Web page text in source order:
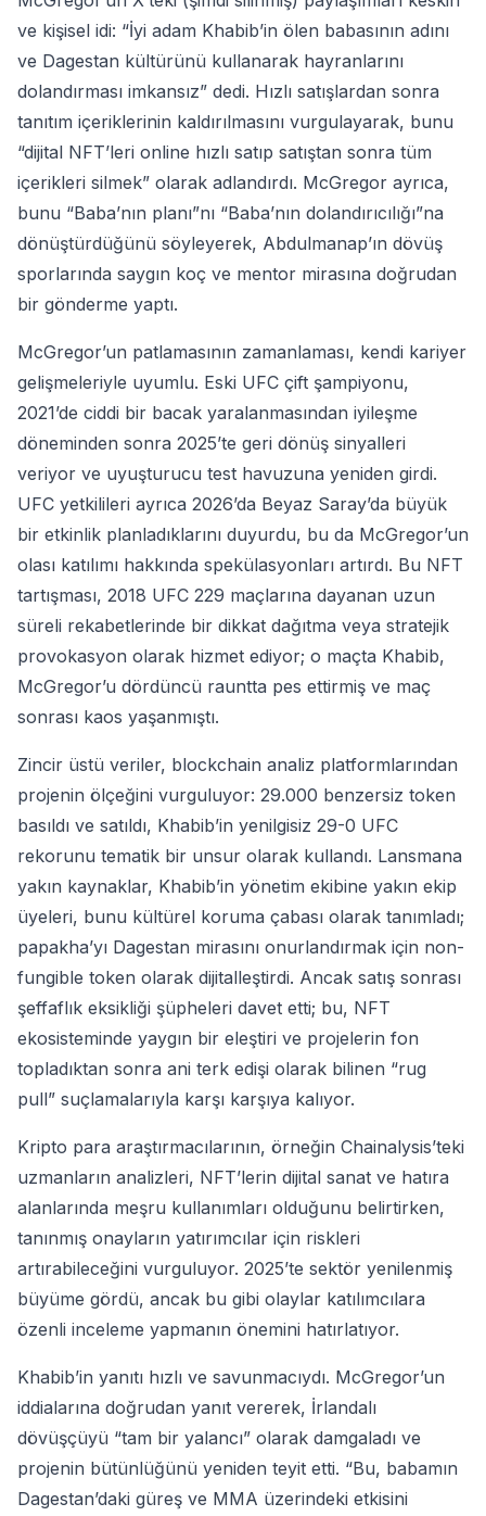
ve kişisel idi: “İyi adam Khabib’in ölen babasının adını
ve Dagestan kültürünü kullanarak hayranlarını
dolandırması imkansız” dedi. Hızlı satışlardan sonra
tanıtım içeriklerinin kaldırılmasını vurgulayarak, bunu
“dijital NFT’leri online hızlı satıp satıştan sonra tüm
içerikleri silmek” olarak adlandırdı. McGregor ayrıca,
bunu “Baba’nın planı”nı “Baba’nın dolandırıcılığı”na
dönüştürdüğünü söyleyerek, Abdulmanap’ın dövüş
sporlarında saygın koç ve mentor mirasına doğrudan
bir gönderme yaptı.
McGregor’un patlamasının zamanlaması, kendi kariyer
gelişmeleriyle uyumlu. Eski UFC çift şampiyonu,
2021’de ciddi bir bacak yaralanmasından iyileşme
döneminden sonra 2025’te geri dönüş sinyalleri
veriyor ve uyuşturucu test havuzuna yeniden girdi.
UFC yetkilileri ayrıca 2026’da Beyaz Saray’da büyük
bir etkinlik planladıklarını duyurdu, bu da McGregor’un
olası katılımı hakkında spekülasyonları artırdı. Bu NFT
tartışması, 2018 UFC 229 maçlarına dayanan uzun
süreli rekabetlerinde bir dikkat dağıtma veya stratejik
provokasyon olarak hizmet ediyor; o maçta Khabib,
McGregor’u dördüncü rauntta pes ettirmiş ve maç
sonrası kaos yaşanmıştı.
Zincir üstü veriler, blockchain analiz platformlarından
projenin ölçeğini vurguluyor: 29.000 benzersiz token
basıldı ve satıldı, Khabib’in yenilgisiz 29-0 UFC
rekorunu tematik bir unsur olarak kullandı. Lansmana
yakın kaynaklar, Khabib’in yönetim ekibine yakın ekip
üyeleri, bunu kültürel koruma çabası olarak tanımladı;
papakha’yı Dagestan mirasını onurlandırmak için non-
fungible token olarak dijitalleştirdi. Ancak satış sonrası
şeffaflık eksikliği şüpheleri davet etti; bu, NFT
ekosisteminde yaygın bir eleştiri ve projelerin fon
topladıktan sonra ani terk edişi olarak bilinen “rug
pull” suçlamalarıyla karşı karşıya kalıyor.
Kripto para araştırmacılarının, örneğin Chainalysis’teki
uzmanların analizleri, NFT’lerin dijital sanat ve hatıra
alanlarında meşru kullanımları olduğunu belirtirken,
tanınmış onayların yatırımcılar için riskleri
artırabileceğini vurguluyor. 2025’te sektör yenilenmiş
büyüme gördü, ancak bu gibi olaylar katılımcılara
özenli inceleme yapmanın önemini hatırlatıyor.
Khabib’in yanıtı hızlı ve savunmacıydı. McGregor’un
iddialarına doğrudan yanıt vererek, İrlandalı
dövüşçüyü “tam bir yalancı” olarak damgaladı ve
projenin bütünlüğünü yeniden teyit etti. “Bu, babamın
Dagestan’daki güreş ve MMA üzerindeki etkisini